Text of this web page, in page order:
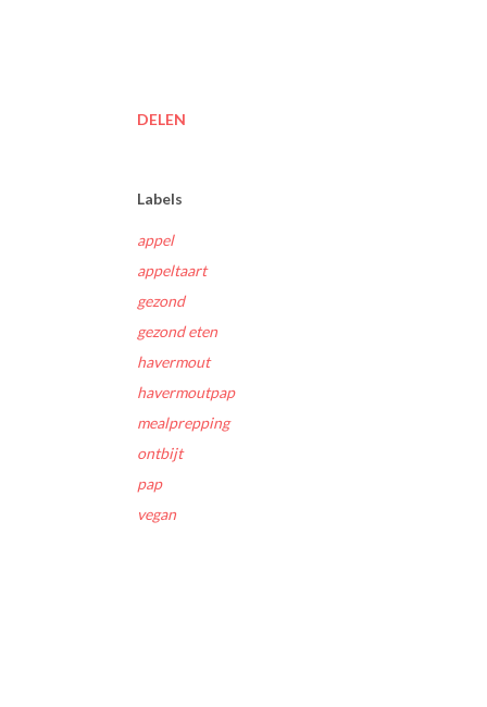
DELEN
Labels
appel
appeltaart
gezond
gezond eten
havermout
havermoutpap
mealprepping
ontbijt
pap
vegan